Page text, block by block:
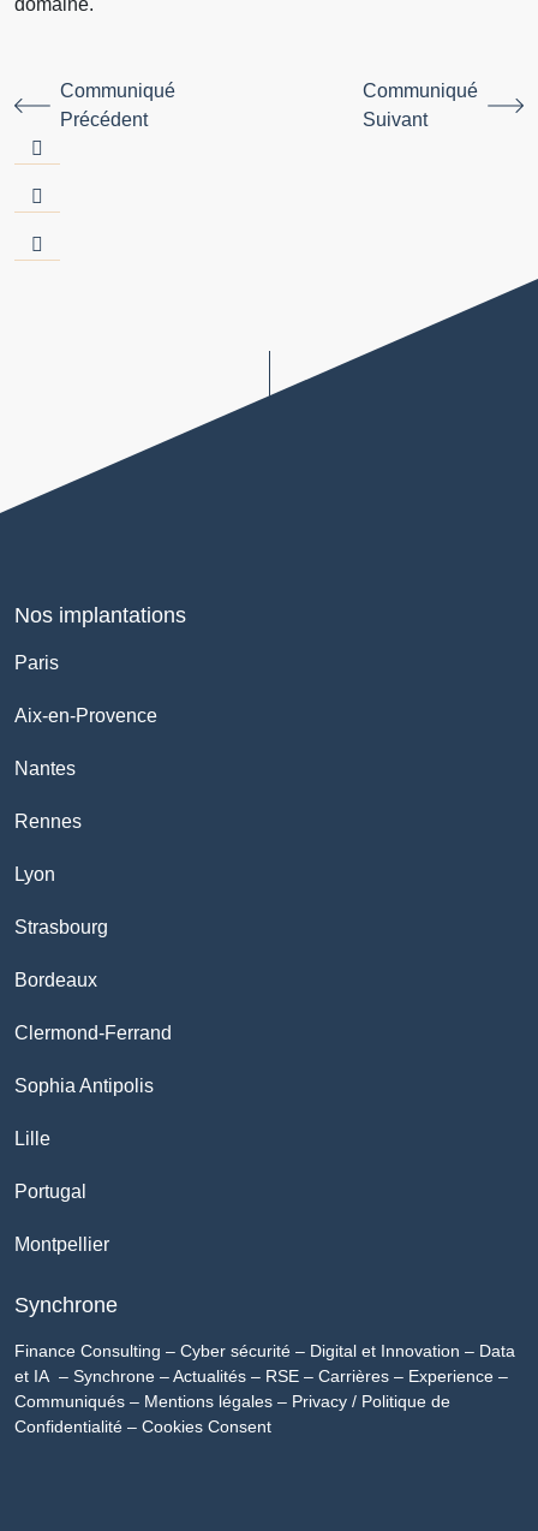
Communiqué
Précédent
Communiqué
Suivant
Nos implantations
Paris
Aix-en-Provence
Nantes
Rennes
Lyon
Strasbourg
Bordeaux
Clermond-Ferrand
Sophia Antipolis
Lille
Portugal
Montpellier
Synchrone
Finance Consulting – Cyber sécurité – Digital et Innovation – Data
et IA – Synchrone –Actualités – RSE – Carrières – Experience –
Communiqués – Mentions légales – Privacy / Politique de
Confidentialité – Cookies Consent